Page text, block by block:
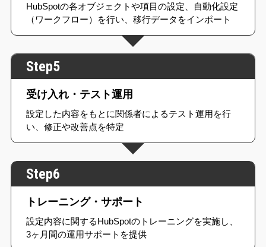
HubSpotの各オブジェクトや項目の設定、自動化設定
（ワークフロー）を行い、移行データをインポート
Step5
受け入れ・テスト運用
設定した内容をもとに関係者によるテスト運用を行
い、修正や改善点を特定
Step6
トレーニング・サポート
設定内容に関するHubSpotのトレーニングを実施し、
3ヶ月間の運用サポートを提供